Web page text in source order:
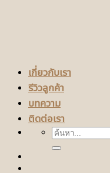
เกี่ยวกับเรา
รีวิวลูกค้า
บทความ
ติดต่อเรา
ค้นหา: